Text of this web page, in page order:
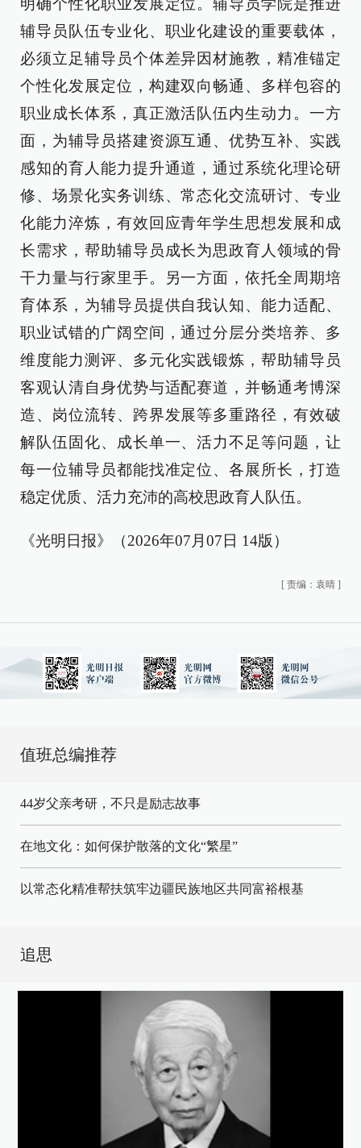
明确个性化职业发展定位。辅导员学院是推进
辅导员队伍专业化、职业化建设的重要载体，
必须立足辅导员个体差异因材施教，精准锚定
个性化发展定位，构建双向畅通、多样包容的
职业成长体系，真正激活队伍内生动力。一方
面，为辅导员搭建资源互通、优势互补、实践
感知的育人能力提升通道，通过系统化理论研
修、场景化实务训练、常态化交流研讨、专业
化能力淬炼，有效回应青年学生思想发展和成
长需求，帮助辅导员成长为思政育人领域的骨
干力量与行家里手。另一方面，依托全周期培
育体系，为辅导员提供自我认知、能力适配、
职业试错的广阔空间，通过分层分类培养、多
维度能力测评、多元化实践锻炼，帮助辅导员
客观认清自身优势与适配赛道，并畅通考博深
造、岗位流转、跨界发展等多重路径，有效破
解队伍固化、成长单一、活力不足等问题，让
每一位辅导员都能找准定位、各展所长，打造
稳定优质、活力充沛的高校思政育人队伍。
《光明日报》（2026年07月07日 14版）
[ 责编：袁晴 ]
值班总编推荐
44岁父亲考研，不只是励志故事
在地文化：如何保护散落的文化“繁星”
以常态化精准帮扶筑牢边疆民族地区共同富裕根基
追思